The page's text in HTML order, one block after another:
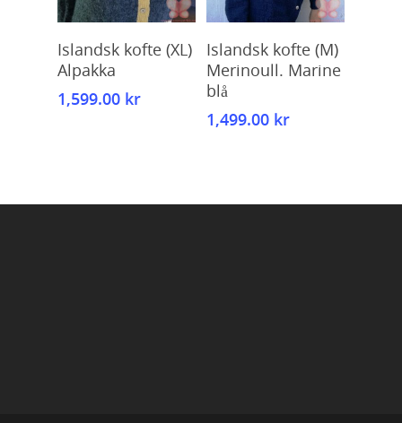
Kjøp
Islandsk kofte (XL)
Alpakka
1,599.00 kr
Kjøp
Islandsk kofte (M)
Merinoull. Marine
blå
1,499.00 kr